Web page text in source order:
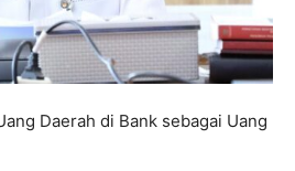
Daerah di Bank sebagai Uang